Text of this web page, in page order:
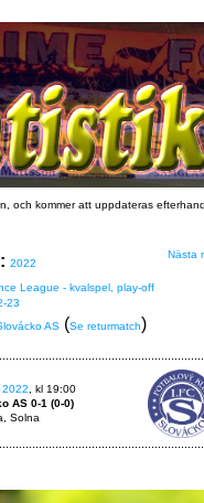
och kommer att uppdateras
2022
Nästa
League - kvalspel, play-off
23
AS(Se returmatch)
2022 , kl 19:00
AS 0-1 (0-0)
Solna